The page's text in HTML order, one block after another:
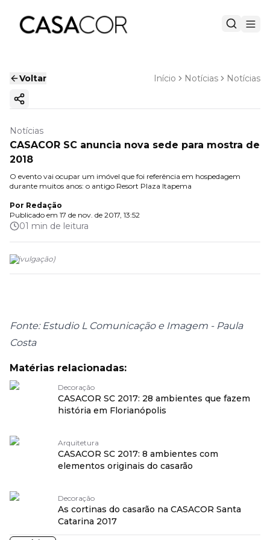
Voltar Início Notícias Notícias
Copiar link
Notícias
CASACOR SC anuncia nova sede para mostra de
2018
O evento vai ocupar um imóvel que foi referência em hospedagem
durante muitos anos: o antigo Resort Plaza Itapema
Por Redação
Publicado em 17 de nov. de 2017, 13:52
01 min de leitura
(Divulgação)
Fonte: Estudio L Comunicação e Imagem - Paula
Costa
Matérias relacionadas:
Decoração
CASACOR SC 2017: 28 ambientes que fazem
história em Florianópolis
Arquitetura
CASACOR SC 2017: 8 ambientes com
elementos originais do casarão
Decoração
As cortinas do casarão na CASACOR Santa
Catarina 2017